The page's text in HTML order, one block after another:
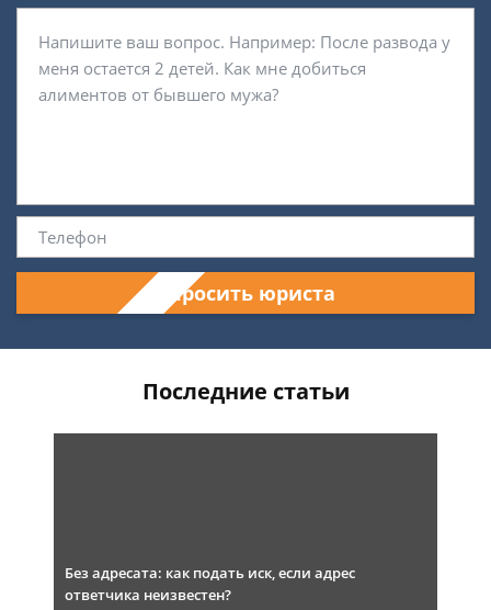
Спросить юриста
Последние статьи
Без адресата: как подать иск, если адрес
ответчика неизвестен?